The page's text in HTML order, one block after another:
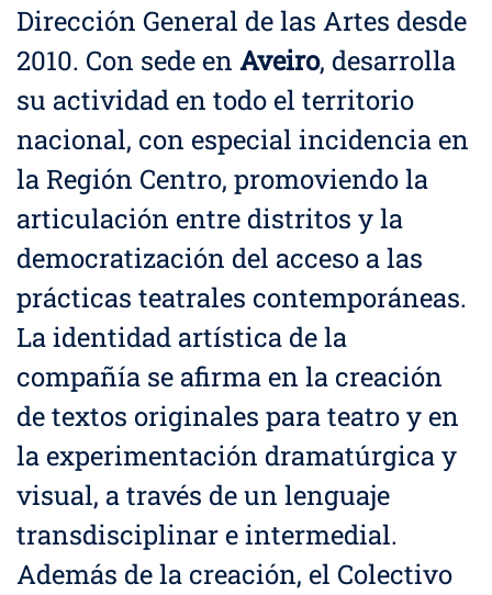
Dirección General de las Artes desde
2010. Con sede en Aveiro, desarrolla
su actividad en todo el territorio
nacional, con especial incidencia en
la Región Centro, promoviendo la
articulación entre distritos y la
democratización del acceso a las
prácticas teatrales contemporáneas.
La identidad artística de la
compañía se afirma en la creación
de textos originales para teatro y en
la experimentación dramatúrgica y
visual, a través de un lenguaje
transdisciplinar e intermedial.
Además de la creación, el Colectivo